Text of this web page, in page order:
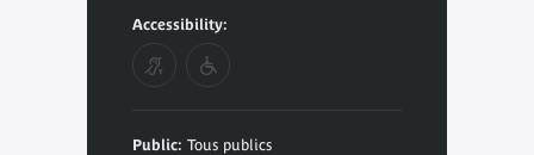
Accessibility:
Public: Tous publics